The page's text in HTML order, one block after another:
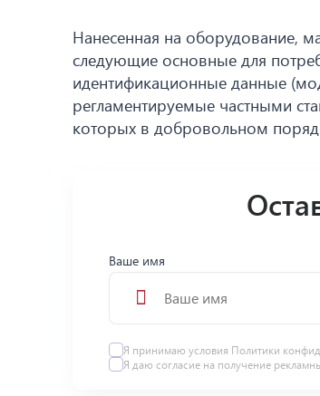
Нанесенная на оборудование,
следующие основные для
идентификационные данные
регламентируемые частными
которых в добровольном
Ваше имя
Я принимаю условия Политики
Я даю согласие на получение